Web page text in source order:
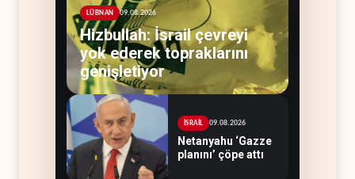
LÜBNAN 09.08.2026
Hizbullah: İsrail çevreyi
yok ederek topraklarını
genişletiyor
İSRAİL 09.08.2026
Netanyahu ‘Gazze
planını’ çöpe attı